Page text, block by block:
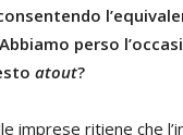
perso
atout?
imprese ritiene che